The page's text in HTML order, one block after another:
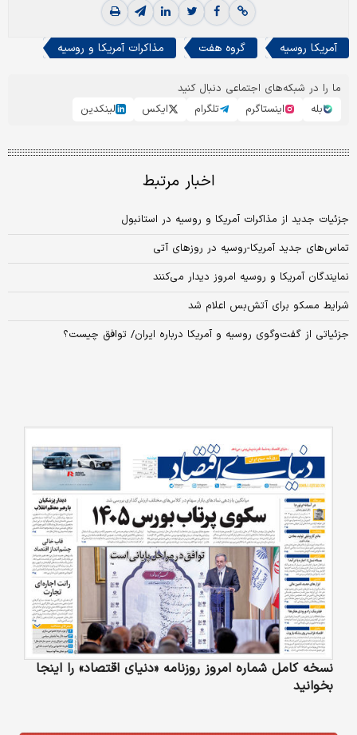
آمریکا روسیه گروه هفت مذاکرات آمریکا و روسیه
ما را در شبکه‌های اجتماعی دنبال کنید
بله
اینستاگرم تلگرام ایکس لینکدین
اخبار مرتبط
جزئیات جدید از مذاکرات آمریکا و روسیه در استانبول
تماس‌های جدید آمریکا-روسیه در روزهای آتی
نمایندگان آمریکا و روسیه امروز دیدار می‌کنند
شرایط مسکو برای آتش‌بس اعلام شد
جزئیاتی از گفت‌و‌گوی روسیه و آمریکا درباره ایران/ توافق چیست؟
نسخه کامل شماره امروز روزنامه «دنیای‌ اقتصاد» را اینجا
بخوانید